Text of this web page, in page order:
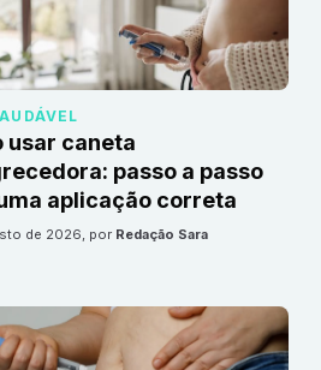
usar caneta
passo a passo
aplicação correta
de 2026, por Redação Sara